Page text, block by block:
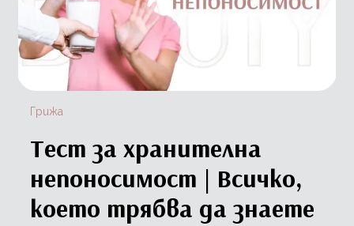
Грижа
Тест за хранителна
непоносимост | Всичко,
което трябва да знаете